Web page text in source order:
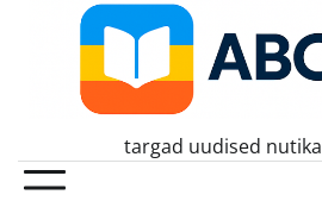
targad uudised